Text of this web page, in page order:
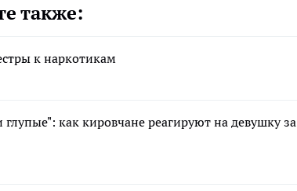
также:
к наркотикам
как кировчане реагируют на девушку за